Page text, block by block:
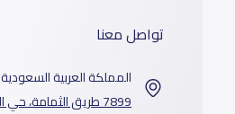
تواصل معنا
المملكة العربية السعودية
7899 طريق الثمامة، حي الربيع، الرياض 11564